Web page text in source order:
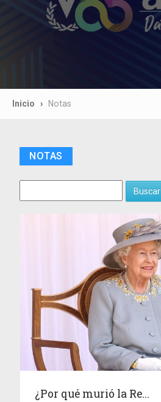
Inicio Notas
NOTAS
Buscar
¿Por qué murió la Re...